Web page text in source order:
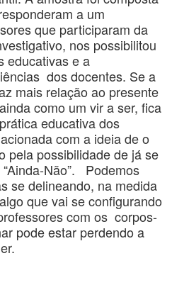
a um
que participaram da
nos possibilitou
educativas e a
dos docentes. Se a
mais relação ao presente
como um vir a ser, fica
educativa dos
com a ideia de o
pela possibilidade de já se
Não”. Podemos
se delineando, na medida
que vai se configurando
com os corpos-
pode estar perdendo a